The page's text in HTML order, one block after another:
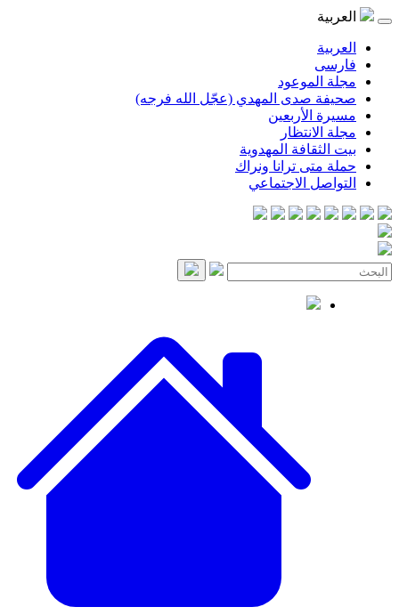
الموعود
صدى المهدي (عجّل الله فرجه)
الأربعين
الانتظار
الثقافة المهدوية
متى ترانا ونراك
الاجتماعي